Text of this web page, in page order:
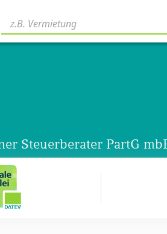
Steuerberater PartG